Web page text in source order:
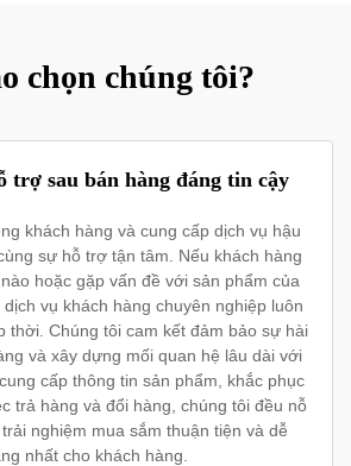
chọn chúng tôi?
trợ sau bán hàng đáng tin cậy
khách hàng và cung cấp dịch vụ hậu
sự hỗ trợ tận tâm. Nếu khách hàng
hoặc gặp vấn đề với sản phẩm của
vụ khách hàng chuyên nghiệp luôn
thời. Chúng tôi cam kết đảm bảo sự hài
và xây dựng mối quan hệ lâu dài với
cấp thông tin sản phẩm, khắc phục
trả hàng và đổi hàng, chúng tôi đều nỗ
nghiệm mua sắm thuận tiện và dễ
nhất cho khách hàng.